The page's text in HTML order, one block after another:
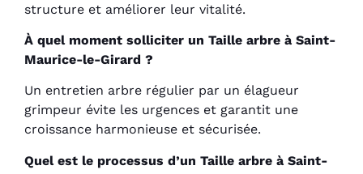
structure et améliorer leur vitalité.
À quel moment solliciter un Taille arbre à Saint-
Maurice-le-Girard ?
Un entretien arbre régulier par un élagueur
grimpeur évite les urgences et garantit une
croissance harmonieuse et sécurisée.
Quel est le processus d’un Taille arbre à Saint-